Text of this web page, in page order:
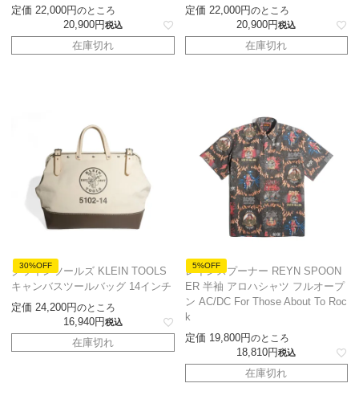
定価 22,000 のところ
20,900 税込
在庫切れ
定価 22,000 のところ
20,900 税込
在庫切れ
30%OFF
クラインツールズ KLEIN TOOLS
キャンバスツールバッグ 14インチ
定価 24,200 のところ
16,940 税込
在庫切れ
5%OFF
レインスプーナー REYN SPOON
ER 半袖 アロハシャツ フルオープ
ン AC/DC For Those About To Roc
k
定価 19,800 のところ
18,810 税込
在庫切れ